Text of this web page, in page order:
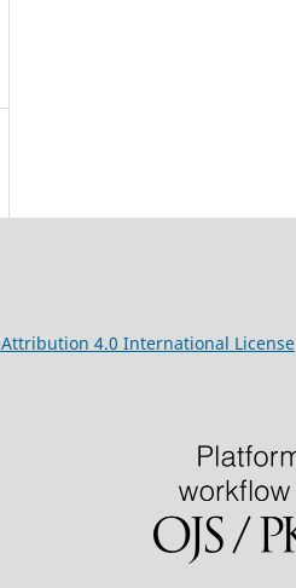
Attribution 4.0 International License